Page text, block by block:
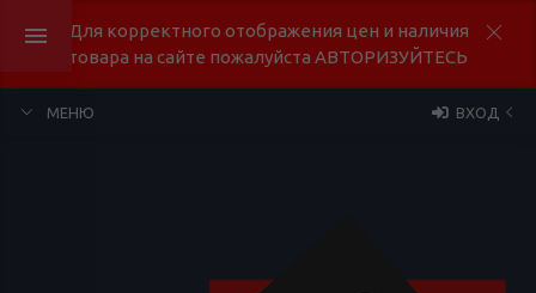
Для корректного отображения цен и наличия
товара на сайте пожалуйста АВТОРИЗУЙТЕСЬ
МЕНЮ ВХОД